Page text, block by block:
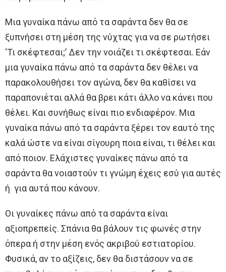
Μια γυναίκα πάνω από τα σαράντα δεν θα σε
ξυπνήσει στη μέση της νύχτας για να σε ρωτήσει
‘Τι σκέφτεσαι;’ Δεν την νοιάζει τι σκέφτεσαι. Εάν
μια γυναίκα πάνω από τα σαράντα δεν θέλει να
παρακολουθήσει τον αγώνα, δεν θα καθίσει να
παραπονιέται αλλά θα βρει κάτι άλλο να κάνει που
θέλει. Kαι συνήθως είναι πιο ενδιαφέρον. Μια
γυναίκα πάνω από τα σαράντα ξέρει τον εαυτό της
καλά ώστε να είναι σίγουρη ποια είναι, τι θέλει και
από ποιον. Ελάχιστες γυναίκες πάνω από τα
σαράντα θα νοιαστούν τι γνώμη έχεις εσύ για αυτές
ή για αυτά που κάνουν.
Οι γυναίκες πάνω από τα σαράντα είναι
αξιοπρεπείς. Σπάνια θα βάλουν τις φωνές στην
όπερα ή στην μέση ενός ακριβού εστιατορίου.
Φυσικά, αν το αξίζεις, δεν θα διστάσουν να σε